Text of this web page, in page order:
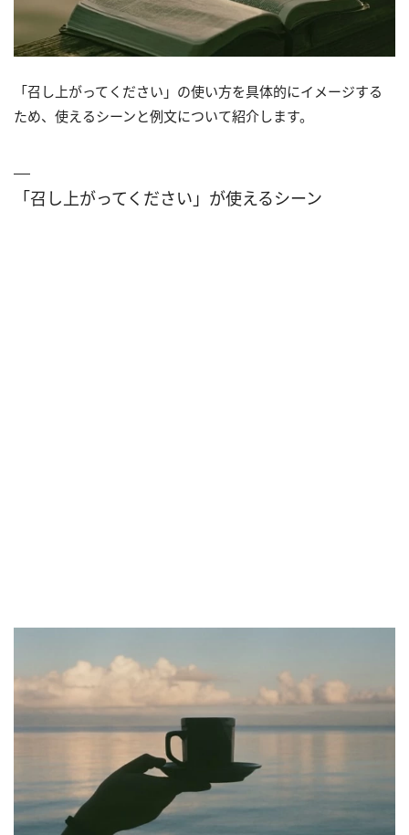
「召し上がってください」の使い方を具体的にイメージする
ため、使えるシーンと例文について紹介します。
「召し上がってください」が使えるシーン